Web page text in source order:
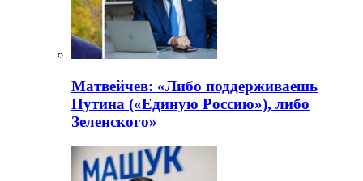
Матвейчев: «Либо поддерживаешь
Путина («Единую Россию»), либо
Зеленского»